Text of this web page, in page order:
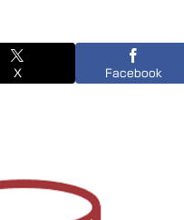
X Facebook